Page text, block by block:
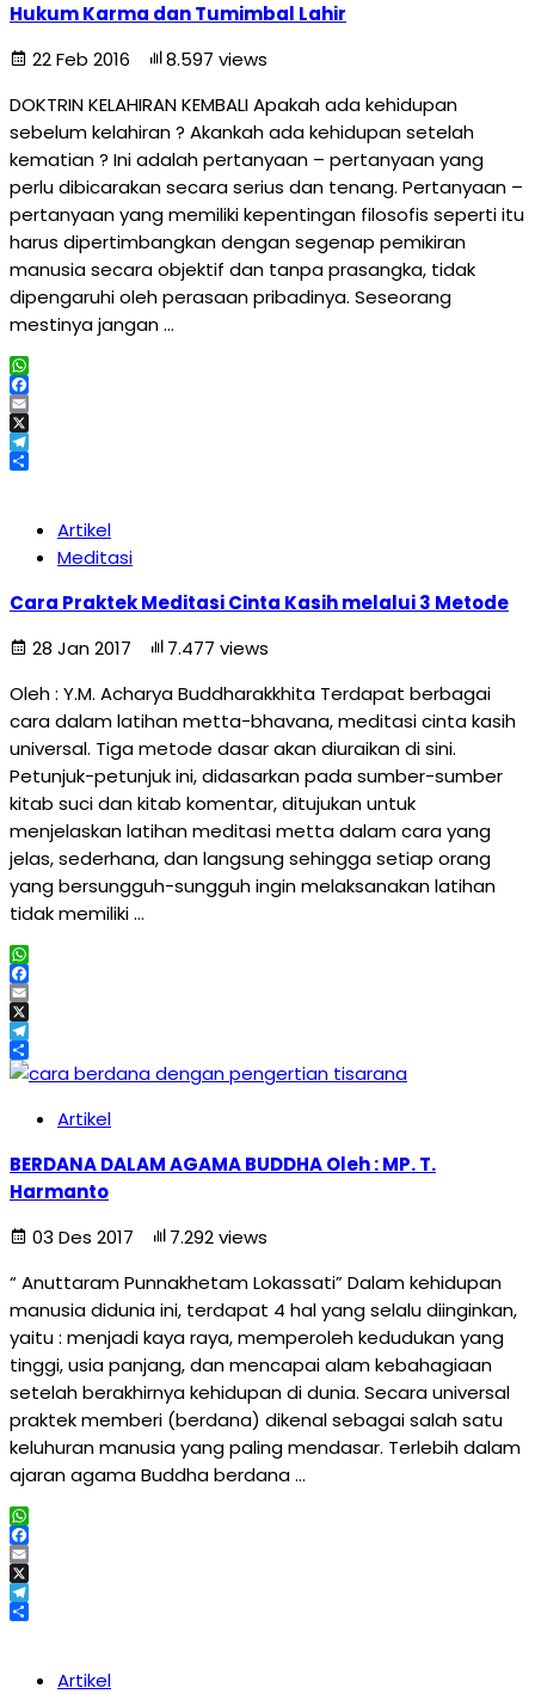
Hukum Karma dan Tumimbal Lahir
22 Feb 2016
8.597 views
DOKTRIN KELAHIRAN KEMBALI Apakah ada kehidupan
sebelum kelahiran ? Akankah ada kehidupan setelah
kematian ? Ini adalah pertanyaan – pertanyaan yang
perlu dibicarakan secara serius dan tenang. Pertanyaan –
pertanyaan yang memiliki kepentingan filosofis seperti itu
harus dipertimbangkan dengan segenap pemikiran
manusia secara objektif dan tanpa prasangka, tidak
dipengaruhi oleh perasaan pribadinya. Seseorang
mestinya jangan …
WhatsApp
Facebook
Email
X
Telegram
Artikel
Meditasi
Cara Praktek Meditasi Cinta Kasih melalui 3 Metode
28 Jan 2017
7.477 views
Oleh : Y.M. Acharya Buddharakkhita Terdapat berbagai
cara dalam latihan metta-bhavana, meditasi cinta kasih
universal. Tiga metode dasar akan diuraikan di sini.
Petunjuk-petunjuk ini, didasarkan pada sumber-sumber
kitab suci dan kitab komentar, ditujukan untuk
menjelaskan latihan meditasi metta dalam cara yang
jelas, sederhana, dan langsung sehingga setiap orang
yang bersungguh-sungguh ingin melaksanakan latihan
tidak memiliki …
WhatsApp
Facebook
Email
X
Telegram
Share
Artikel
BERDANA DALAM AGAMA BUDDHA Oleh : MP. T.
Harmanto
03 Des 2017
7.292 views
“ Anuttaram Punnakhetam Lokassati” Dalam kehidupan
manusia didunia ini, terdapat 4 hal yang selalu diinginkan,
yaitu : menjadi kaya raya, memperoleh kedudukan yang
tinggi, usia panjang, dan mencapai alam kebahagiaan
setelah berakhirnya kehidupan di dunia. Secara universal
praktek memberi (berdana) dikenal sebagai salah satu
keluhuran manusia yang paling mendasar. Terlebih dalam
ajaran agama Buddha berdana …
WhatsApp
Facebook
Email
X
Telegram
Artikel